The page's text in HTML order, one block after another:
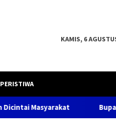
KAMIS, 6
PERISTIWA
Bupati OKU H .Teddy